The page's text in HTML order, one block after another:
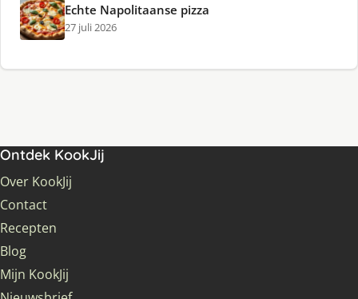
Echte Napolitaanse pizza
27 juli 2026
Ontdek KookJij
Over KookJij
Contact
Recepten
Blog
Mijn KookJij